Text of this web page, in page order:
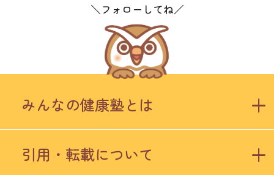
＼フォローしてね／
みんなの健康塾とは
引用・転載について